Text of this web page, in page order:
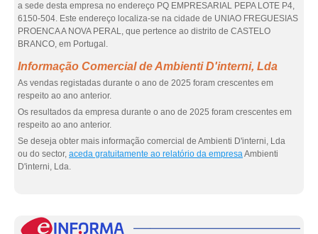
a sede desta empresa no endereço PQ EMPRESARIAL PEPA LOTE P4,
6150-504. Este endereço localiza-se na cidade de UNIAO FREGUESIAS
PROENCA A NOVA PERAL, que pertence ao distrito de CASTELO
BRANCO, em Portugal.
Informação Comercial de Ambienti D'interni, Lda
As vendas registadas durante o ano de 2025 foram crescentes em
respeito ao ano anterior.
Os resultados da empresa durante o ano de 2025 foram crescentes em
respeito ao ano anterior.
Se deseja obter mais informação comercial de Ambienti D'interni, Lda
ou do sector, aceda gratuitamente ao relatório da empresaAmbienti
D'interni, Lda.